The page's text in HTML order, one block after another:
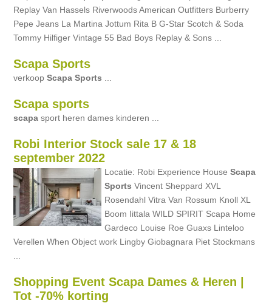
Replay Van Hassels Riverwoods American Outfitters Burberry
Pepe Jeans La Martina Jottum Rita B G-Star Scotch & Soda
Tommy Hilfiger Vintage 55 Bad Boys Replay & Sons ...
Scapa Sports
verkoopScapa Sports
Scapa sports
scapa sport heren dames kinderen ...
Robi Interior Stock sale 17 & 18
september 2022
Locatie: Robi Experience HouseScapa
Sports Vincent Sheppard XVL
Rosendahl Vitra Van Rossum Knoll XL
Boom Iittala WILD SPIRIT Scapa Home
Gardeco Louise Roe Guaxs Linteloo
Verellen When Object work Lingby Giobagnara Piet Stockmans
Shopping Event Scapa Dames & Heren |
Tot -70% korting